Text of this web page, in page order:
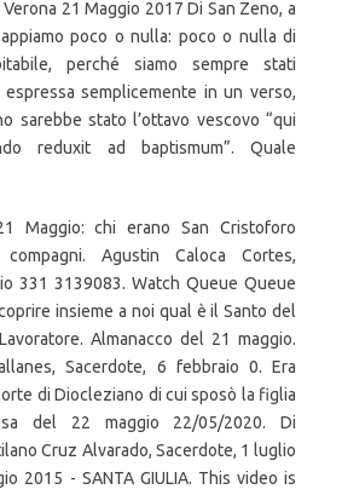
21 Maggio 2017 Di San Zeno, a
poco o nulla: poco o nulla di
perché siamo sempre stati
semplicemente in un verso,
sarebbe stato l’ottavo vescovo “qui
reduxit ad baptismum”. Quale
Maggio: chi erano San Cristoforo
Agustin Caloca Cortes,
331 3139083. Watch Queue Queue
insieme a noi qual è il Santo del
Almanacco del 21 maggio.
Sacerdote, 6 febbraio 0. Era
di Diocleziano di cui sposò la figlia
del 22 maggio 22/05/2020. Di
Cruz Alvarado, Sacerdote, 1 luglio
2015 - SANTA GIULIA. This video is